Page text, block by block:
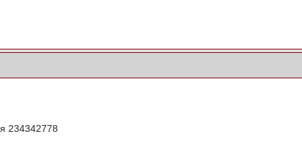
234342778